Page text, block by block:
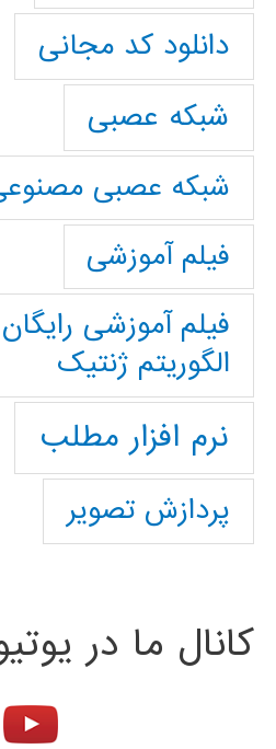
دانلود کد مجانی
شبکه عصبی
شبکه عصبی
فیلم آموزشی
فیلم آموزشی
الگوریتم ژنتیک
نرم افزار مطلب
پردازش تصویر
کانال ما در